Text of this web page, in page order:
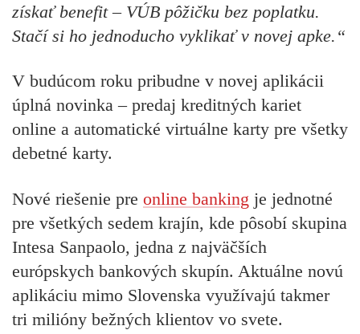
získať benefit – VÚB pôžičku bez poplatku.
Stačí si ho jednoducho vyklikať v novej apke.“
V budúcom roku pribudne v novej aplikácii
úplná novinka – predaj kreditných kariet
online a automatické virtuálne karty pre všetky
debetné karty.
Nové riešenie pre online banking je jednotné
pre všetkých sedem krajín, kde pôsobí skupina
Intesa Sanpaolo, jedna z najväčších
európskych bankových skupín. Aktuálne novú
aplikáciu mimo Slovenska využívajú takmer
tri milióny bežných klientov vo svete.